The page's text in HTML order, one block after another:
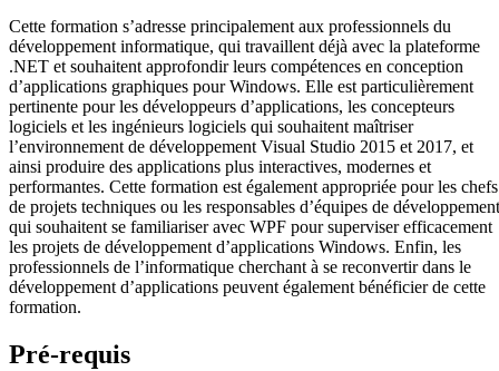
Cette formation s’adresse principalement aux professionnels du
développement informatique, qui travaillent déjà avec la plateforme
.NET et souhaitent approfondir leurs compétences en conception
d’applications graphiques pour Windows. Elle est particulièrement
pertinente pour les développeurs d’applications, les concepteurs
logiciels et les ingénieurs logiciels qui souhaitent maîtriser
l’environnement de développement Visual Studio 2015 et 2017, et
ainsi produire des applications plus interactives, modernes et
performantes. Cette formation est également appropriée pour les chefs
de projets techniques ou les responsables d’équipes de développement
qui souhaitent se familiariser avec WPF pour superviser efficacement
les projets de développement d’applications Windows. Enfin, les
professionnels de l’informatique cherchant à se reconvertir dans le
développement d’applications peuvent également bénéficier de cette
formation.
Pré-requis